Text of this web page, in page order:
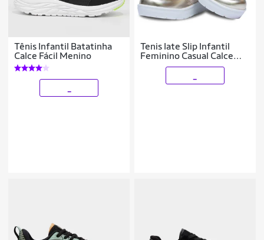
Tênis Infantil Batatinha
Calce Fácil Menino
Tenis Iate Slip Infantil
Feminino Casual Calce
Facil 11.44